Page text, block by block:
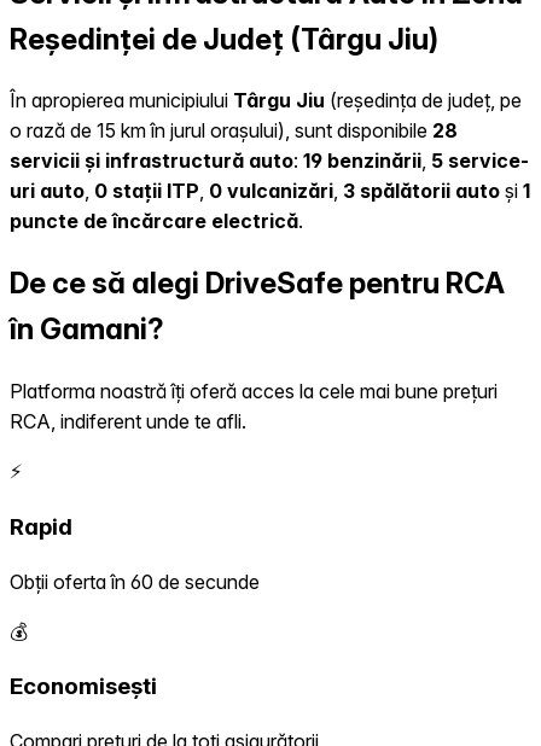
Reședinței de Județ (Târgu Jiu)
În apropierea municipiului Târgu Jiu (reședința de județ, pe
o rază de 15 km în jurul orașului), sunt disponibile 28
servicii și infrastructură auto: 19 benzinării, 5 service-
uri auto, 0 stații ITP, 0 vulcanizări, 3 spălătorii auto și 1
puncte de încărcare electrică.
De ce să alegi DriveSafe pentru RCA
în Gamani?
Platforma noastră îți oferă acces la cele mai bune prețuri
RCA, indiferent unde te afli.
⚡
Rapid
Obții oferta în 60 de secunde
💰
Economisești